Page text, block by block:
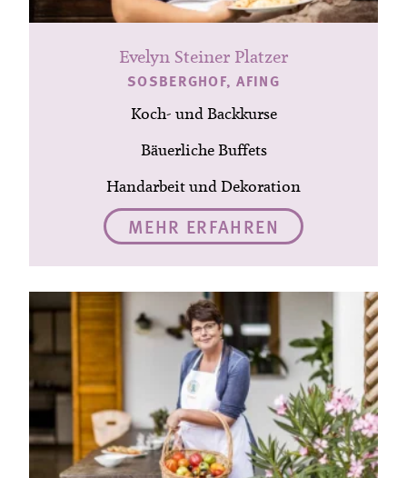
Evelyn Steiner Platzer
SOSBERGHOF, AFING
Koch- und Backkurse
Bäuerliche Buffets
Handarbeit und Dekoration
MEHR ERFAHREN